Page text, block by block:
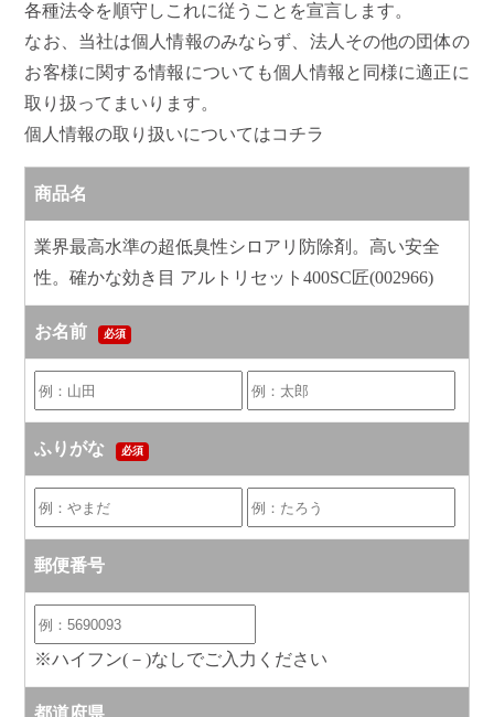
各種法令を順守しこれに従うことを宣言します。
なお、当社は個人情報のみならず、法人その他の団体の
お客様に関する情報についても個人情報と同様に適正に
取り扱ってまいります。
個人情報の取り扱いについてはコチラ
商品名
業界最高水準の超低臭性シロアリ防除剤。高い安全
性。確かな効き目 アルトリセット400SC匠(002966)
お名前 必須
ふりがな 必須
郵便番号
※ハイフン(－)なしでご入力ください